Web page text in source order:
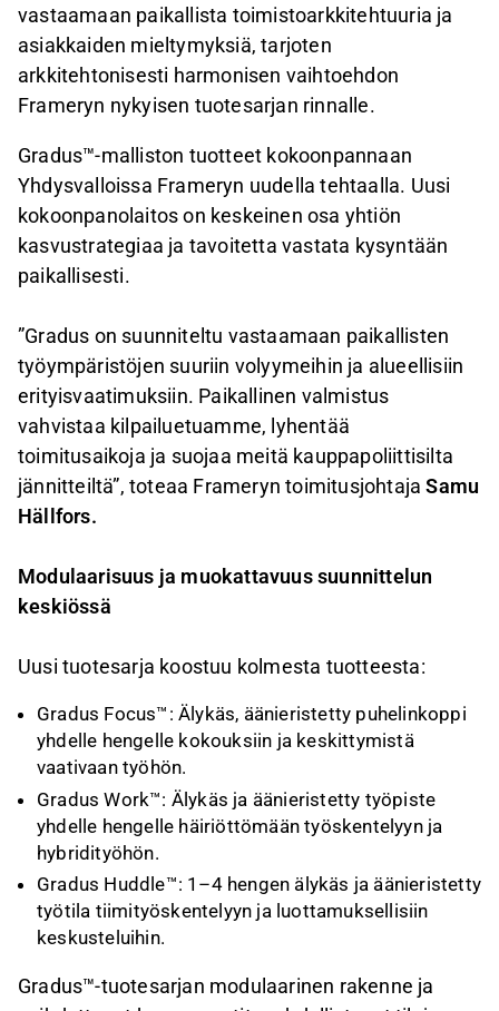
vastaamaan paikallista toimistoarkkitehtuuria ja
asiakkaiden mieltymyksiä, tarjoten
arkkitehtonisesti harmonisen vaihtoehdon
Frameryn nykyisen tuotesarjan rinnalle.
Gradus™-malliston tuotteet kokoonpannaan
Yhdysvalloissa Frameryn uudella tehtaalla. Uusi
kokoonpanolaitos on keskeinen osa yhtiön
kasvustrategiaa ja tavoitetta vastata kysyntään
paikallisesti.
”Gradus on suunniteltu vastaamaan paikallisten
työympäristöjen suuriin volyymeihin ja alueellisiin
erityisvaatimuksiin. Paikallinen valmistus
vahvistaa kilpailuetuamme, lyhentää
toimitusaikoja ja suojaa meitä kauppapoliittisilta
jännitteiltä”, toteaa Frameryn toimitusjohtajaSamu
Hällfors.
Modulaarisuus ja muokattavuus suunnittelun
keskiössä
Uusi tuotesarja koostuu kolmesta tuotteesta:
Gradus Focus™: Älykäs, äänieristetty puhelinkoppi
yhdelle hengelle kokouksiin ja keskittymistä
vaativaan työhön.
Gradus Work™: Älykäs ja äänieristetty työpiste
yhdelle hengelle häiriöttömään työskentelyyn ja
hybridityöhön.
Gradus Huddle™: 1–4 hengen älykäs ja äänieristetty
työtila tiimityöskentelyyn ja luottamuksellisiin
keskusteluihin.
Gradus™-tuotesarjan modulaarinen rakenne ja